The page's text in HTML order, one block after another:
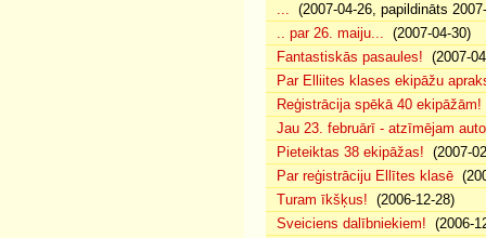
... (2007-04-26, papildināts
.. par 26. maiju... (2007-04-30)
Fantastiskās pasaules! (2007-
Par Elliites klases ekipāžu
Reģistrācija spēkā 40 ekipāžām!
Jau 23. februārī - atzīmējam
Pieteiktas 38 ekipāžas! (2007-
Par reģistrāciju Ellītes klasē
Turam īkšķus! (2006-12-28)
Sveiciens dalībniekiem! (2006-